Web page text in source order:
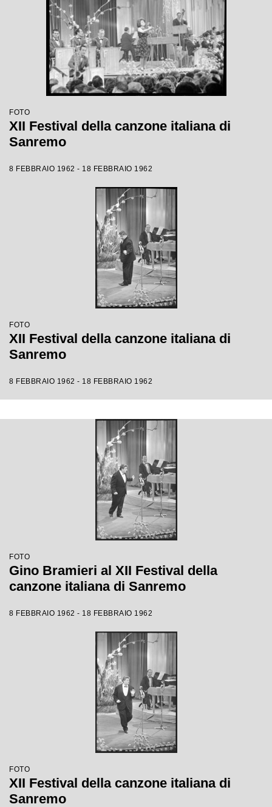
FOTO
XII Festival della canzone italiana di
Sanremo
8 FEBBRAIO 1962 - 18 FEBBRAIO 1962
FOTO
XII Festival della canzone italiana di
Sanremo
8 FEBBRAIO 1962 - 18 FEBBRAIO 1962
FOTO
Gino Bramieri al XII Festival della
canzone italiana di Sanremo
8 FEBBRAIO 1962 - 18 FEBBRAIO 1962
FOTO
XII Festival della canzone italiana di
Sanremo